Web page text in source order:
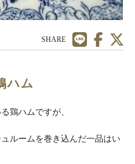
SHARE
ハム
鶏ハムですが、
ルームを巻き込んだ一品はい